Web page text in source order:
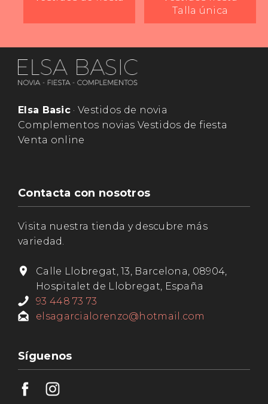
Talla única
Elsa Basic · Vestidos de novia
Complementos novias Vestidos de fiesta
Venta online
Contacta con nosotros
Visita nuestra tienda y descubre más
variedad.
Calle Llobregat, 13, Barcelona, 08904,
Hospitalet de Llobregat, España
93 448 73 73
elsagarcialorenzo@hotmail.com
Síguenos